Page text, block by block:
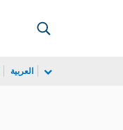
العربية